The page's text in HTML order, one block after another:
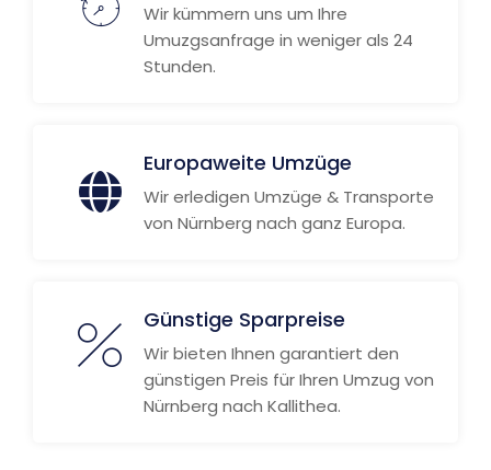
Wir kümmern uns um Ihre
Umuzgsanfrage in weniger als 24
Stunden.
Europaweite Umzüge
Wir erledigen Umzüge & Transporte
von Nürnberg nach ganz Europa.
Günstige Sparpreise
Wir bieten Ihnen garantiert den
günstigen Preis für Ihren Umzug von
Nürnberg nach Kallithea.